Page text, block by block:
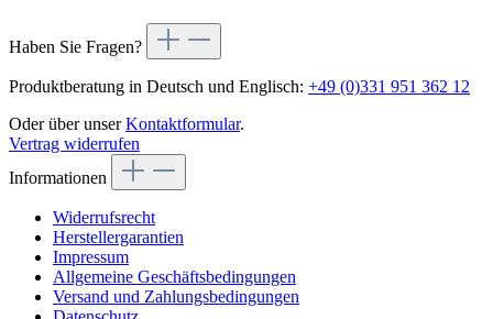
Haben Sie Fragen?
Produktberatung in Deutsch und Englisch: +49 (0)331 951 362 12
Oder über unserKontaktformular.
Vertrag widerrufen
Informationen
Widerrufsrecht
Herstellergarantien
Impressum
Allgemeine Geschäftsbedingungen
Versand und Zahlungsbedingungen